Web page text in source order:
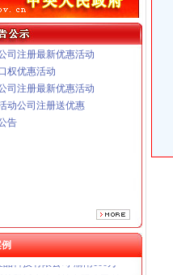
司注册最新优惠活动
权优惠活动
司注册最新优惠活动
动公司注册送优惠
告
颜尼商贸有限公司 渝中100万 （工商注
氏科技发展有限公司 渝九50万 （进出口
科技有限公司 渝南100万 （进出口权）
苔登托生物科技有限公司 渝南10万 （工